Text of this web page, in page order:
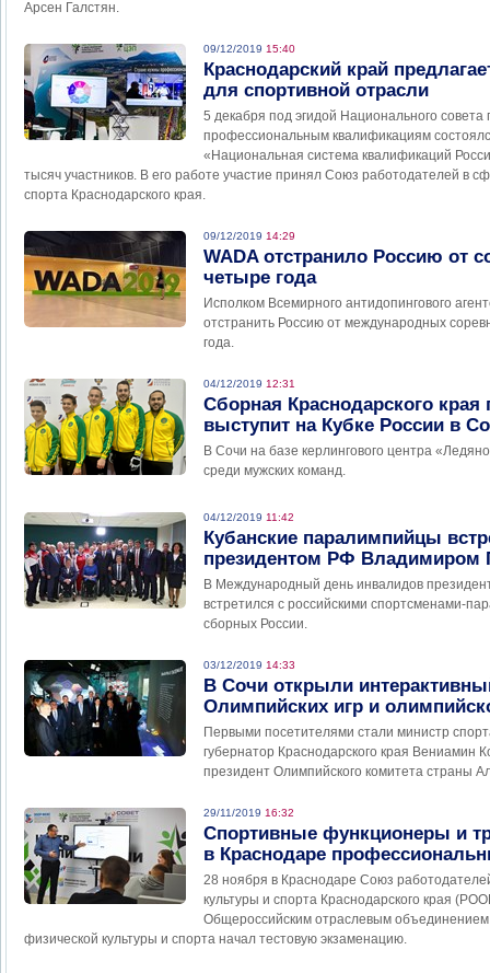
Арсен Галстян.
09/12/2019 15:40
Краснодарский край
для спортивной отрасли
5 декабря под эгидой Национального
профессиональным квалификациям
«Национальная система квалификаций
тысяч участников. В его работе участие принял Союз работодателей в
спорта Краснодарского края.
09/12/2019 14:29
WADA отстранило Россию от
четыре года
Исполком Всемирного антидопингового
отстранить Россию от международных
года.
04/12/2019 12:31
Сборная Краснодарского края
выступит на Кубке России в
В Сочи на базе кeрлингового центра
среди мужских команд.
04/12/2019 11:42
Кубанские паралимпийцы
президентом РФ Владимиром
В Международный день инвалидов
встретился с российскими спортсменами-
сборных России.
03/12/2019 14:33
В Сочи открыли
Олимпийских игр и
Первыми посетителями стали министр
губернатор Краснодарского края Вениамин
президент Олимпийского комитета страны
29/11/2019 16:32
Спортивные функционеры и
в Краснодаре
28 ноября в Краснодаре Союз
культуры и спорта Краснодарского края
Общероссийским отраслевым
физической культуры и спорта начал тестовую экзаменацию.